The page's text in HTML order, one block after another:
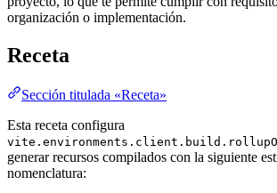
organización o implementación.
Receta
Sección titulada «Receta»
Esta receta configura
generar recursos compilados con la siguiente
nomenclatura: